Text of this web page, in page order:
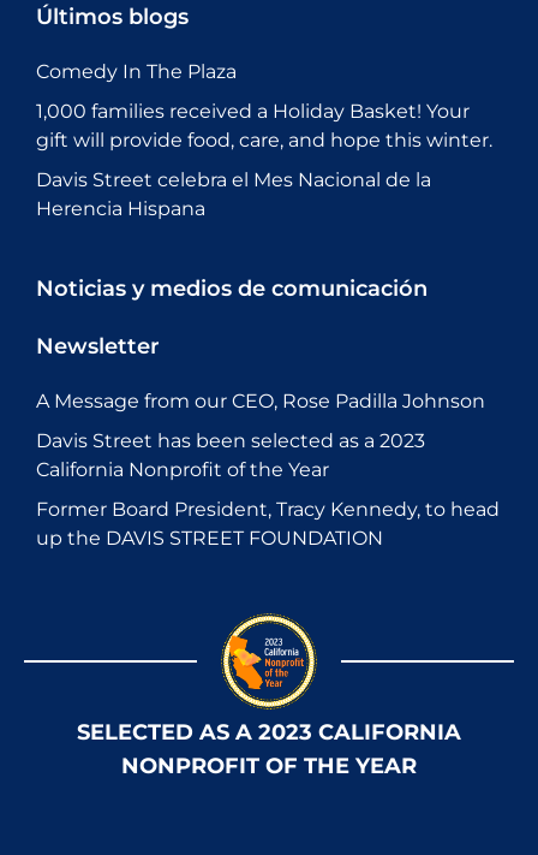
Últimos blogs
Comedy In The Plaza
1,000 families received a Holiday Basket! Your
gift will provide food, care, and hope this winter.
Davis Street celebra el Mes Nacional de la
Herencia Hispana
Noticias y medios de comunicación
Newsletter
A Message from our CEO, Rose Padilla Johnson
Davis Street has been selected as a 2023
California Nonprofit of the Year
Former Board President, Tracy Kennedy, to head
up the DAVIS STREET FOUNDATION
SELECTED AS A 2023 CALIFORNIA
NONPROFIT OF THE YEAR